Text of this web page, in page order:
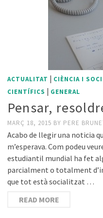
ACTUALITAT | CIÈNCIA I
CIENTÍFICS | GENERAL
Pensar,
MARÇ 18, 2015 BY PERE
Acabo de llegir una noticia
m’esperava. Com podeu
estudiantil mundial ha fet
parcialment o totalment
que tot està socialitzat …
READ MORE